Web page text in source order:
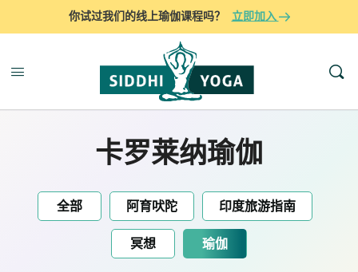
你试过我们的线上瑜伽课程吗？ 立即加入
卡罗莱纳瑜伽
全部 阿育吠陀 印度旅游指南
冥想 瑜伽